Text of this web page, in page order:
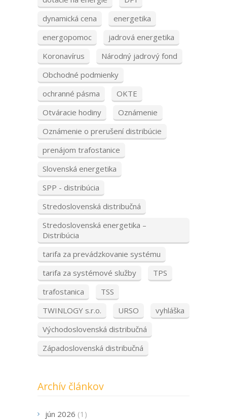
dynamická cena
energetika
energopomoc
jadrová energetika
Koronavírus
Národný jadrový fond
Obchodné podmienky
ochranné pásma
OKTE
Otváracie hodiny
Oznámenie
Oznámenie o prerušení distribúcie
prenájom trafostanice
Slovenská energetika
SPP - distribúcia
Stredoslovenská distribučná
Stredoslovenská energetika –
Distribúcia
tarifa za prevádzkovanie systému
tarifa za systémové služby
TPS
trafostanica
TSS
TWINLOGY s.r.o.
URSO
vyhláška
Východoslovenská distribučná
Západoslovenská distribučná
Archív článkov
jún 2026 (1)